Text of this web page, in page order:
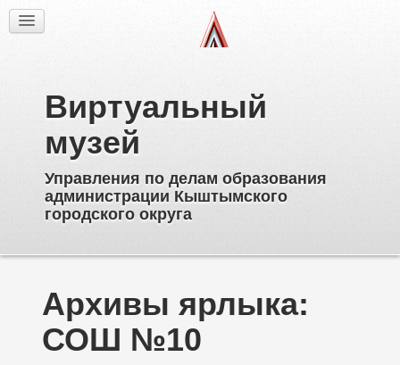
Виртуальный
музей
Управления по делам образования
администрации Кыштымского
городского округа
Об образовательных учреждениях
Директора
Ветераны образования
Известные выпускники
Пионерское движение
Архивы ярлыка:
СОШ №10